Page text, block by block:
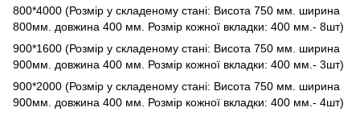
800*4000 (Розмір у складеному стані: Висота 750 мм. ширина
800мм. довжина 400 мм. Розмір кожної вкладки: 400 мм.- 8шт)
900*1600 (Розмір у складеному стані: Висота 750 мм. ширина
900мм. довжина 400 мм. Розмір кожної вкладки: 400 мм.- 3шт)
900*2000 (Розмір у складеному стані: Висота 750 мм. ширина
900мм. довжина 400 мм. Розмір кожної вкладки: 400 мм.- 4шт)